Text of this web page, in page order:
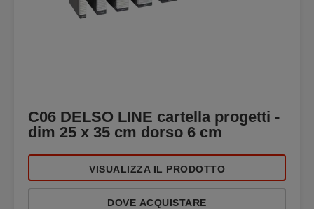
C06 DELSO LINE cartella progetti -
dim 25 x 35 cm dorso 6 cm
VISUALIZZA IL PRODOTTO
DOVE ACQUISTARE